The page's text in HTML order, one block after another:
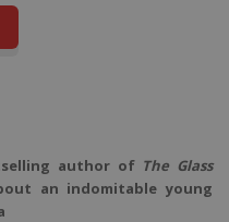
author of The Glass
an indomitable young